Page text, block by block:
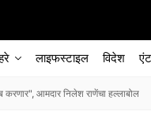
लाइफस्टाइल विदेश
करणार", आमदार निलेश राणेंचा हल्लाबोल